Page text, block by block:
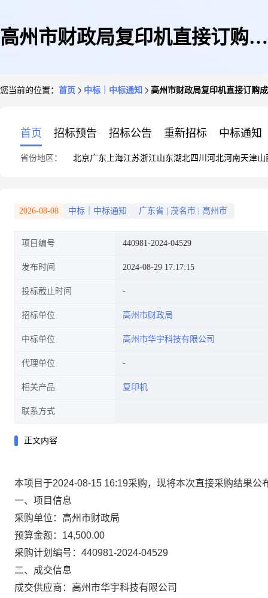
高州市财政局复印机直接订购成
您当前的位置： 首页 中标｜中标通知 高州市财政局复印机直接订购
首页 招标预告 招标公告 重新招标 中标通知
省份地区： 北京广东 上海江苏浙江山东湖北四川 河北河南天津山
2026-08-08 中标｜中标通知 广东省 茂名市 高州市
项目编号 440981-2024-04529
发布时间 2024-08-29 17:17:15
投标截止时间
招标单位 高州市财政局
中标单位 高州市华宇科技有限公司
代理单位
相关产品 复印机
联系方式
正文内容
本项目于2024-08-15 16:19采购，现将本次直接采购结果公
一、项目信息
采购单位：高州市财政局
预算金额：14,500.00
采购计划编号：440981-2024-04529
二、成交信息
成交供应商：高州市华宇科技有限公司